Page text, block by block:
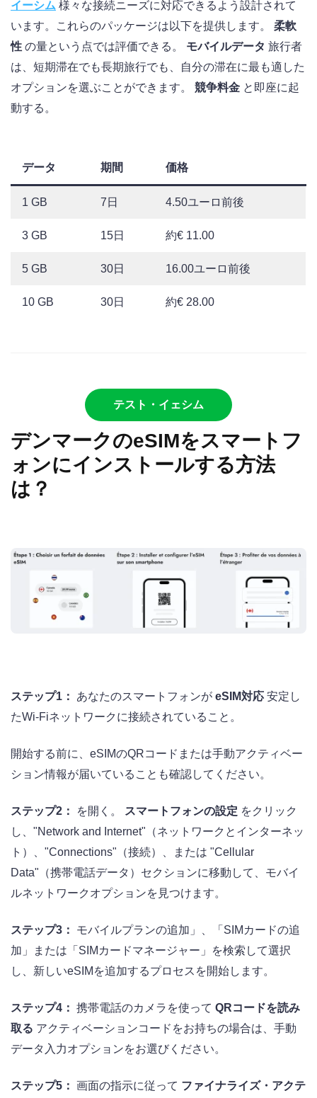
イーシム 様々な接続ニーズに対応できるよう設計されて
います。これらのパッケージは以下を提供します。 柔軟
性 の量という点では評価できる。 モバイルデータ 旅行者
は、短期滞在でも長期旅行でも、自分の滞在に最も適した
オプションを選ぶことができます。 競争料金 と即座に起
動する。
データ 期間 価格
1 GB 7日 4.50ユーロ前後
3 GB 15日 約€ 11.00
5 GB 30日 16.00ユーロ前後
10 GB 30日 約€ 28.00
テスト・イェシム
デンマークのeSIMをスマートフ
ォンにインストールする方法
は？
ステップ1： あなたのスマートフォンが eSIM対応 安定し
たWi-Fiネットワークに接続されていること。
開始する前に、eSIMのQRコードまたは手動アクティベー
ション情報が届いていることも確認してください。
ステップ2： を開く。 スマートフォンの設定 をクリック
し、"Network and Internet"（ネットワークとインターネッ
ト）、"Connections"（接続）、または "Cellular
Data"（携帯電話データ）セクションに移動して、モバイ
ルネットワークオプションを見つけます。
ステップ3：
モバイルプランの追加」、「SIMカードの追
加」または「SIMカードマネージャー」を検索して選択
し、新しいeSIMを追加するプロセスを開始します。
ステップ4： 携帯電話のカメラを使って QRコードを読み
取る アクティベーションコードをお持ちの場合は、手動
データ入力オプションをお選びください。
ステップ5： 画面の指示に従って ファイナライズ・アクテ